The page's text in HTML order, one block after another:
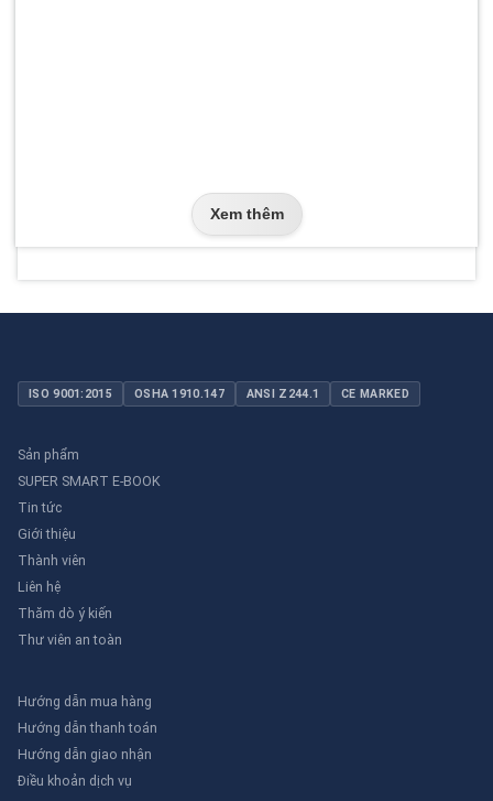
Xem thêm
ISO 9001:2015 OSHA 1910.147 ANSI Z244.1 CE MARKED
Sản phẩm
SUPER SMART E-BOOK
Tin tức
Giới thiệu
Thành viên
Liên hệ
Thăm dò ý kiến
Thư viên an toàn
Hướng dẫn mua hàng
Hướng dẫn thanh toán
Hướng dẫn giao nhận
Điều khoản dịch vụ